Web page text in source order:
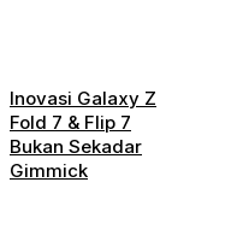
Inovasi Galaxy Z
Fold 7 & Flip 7
Bukan Sekadar
Gimmick